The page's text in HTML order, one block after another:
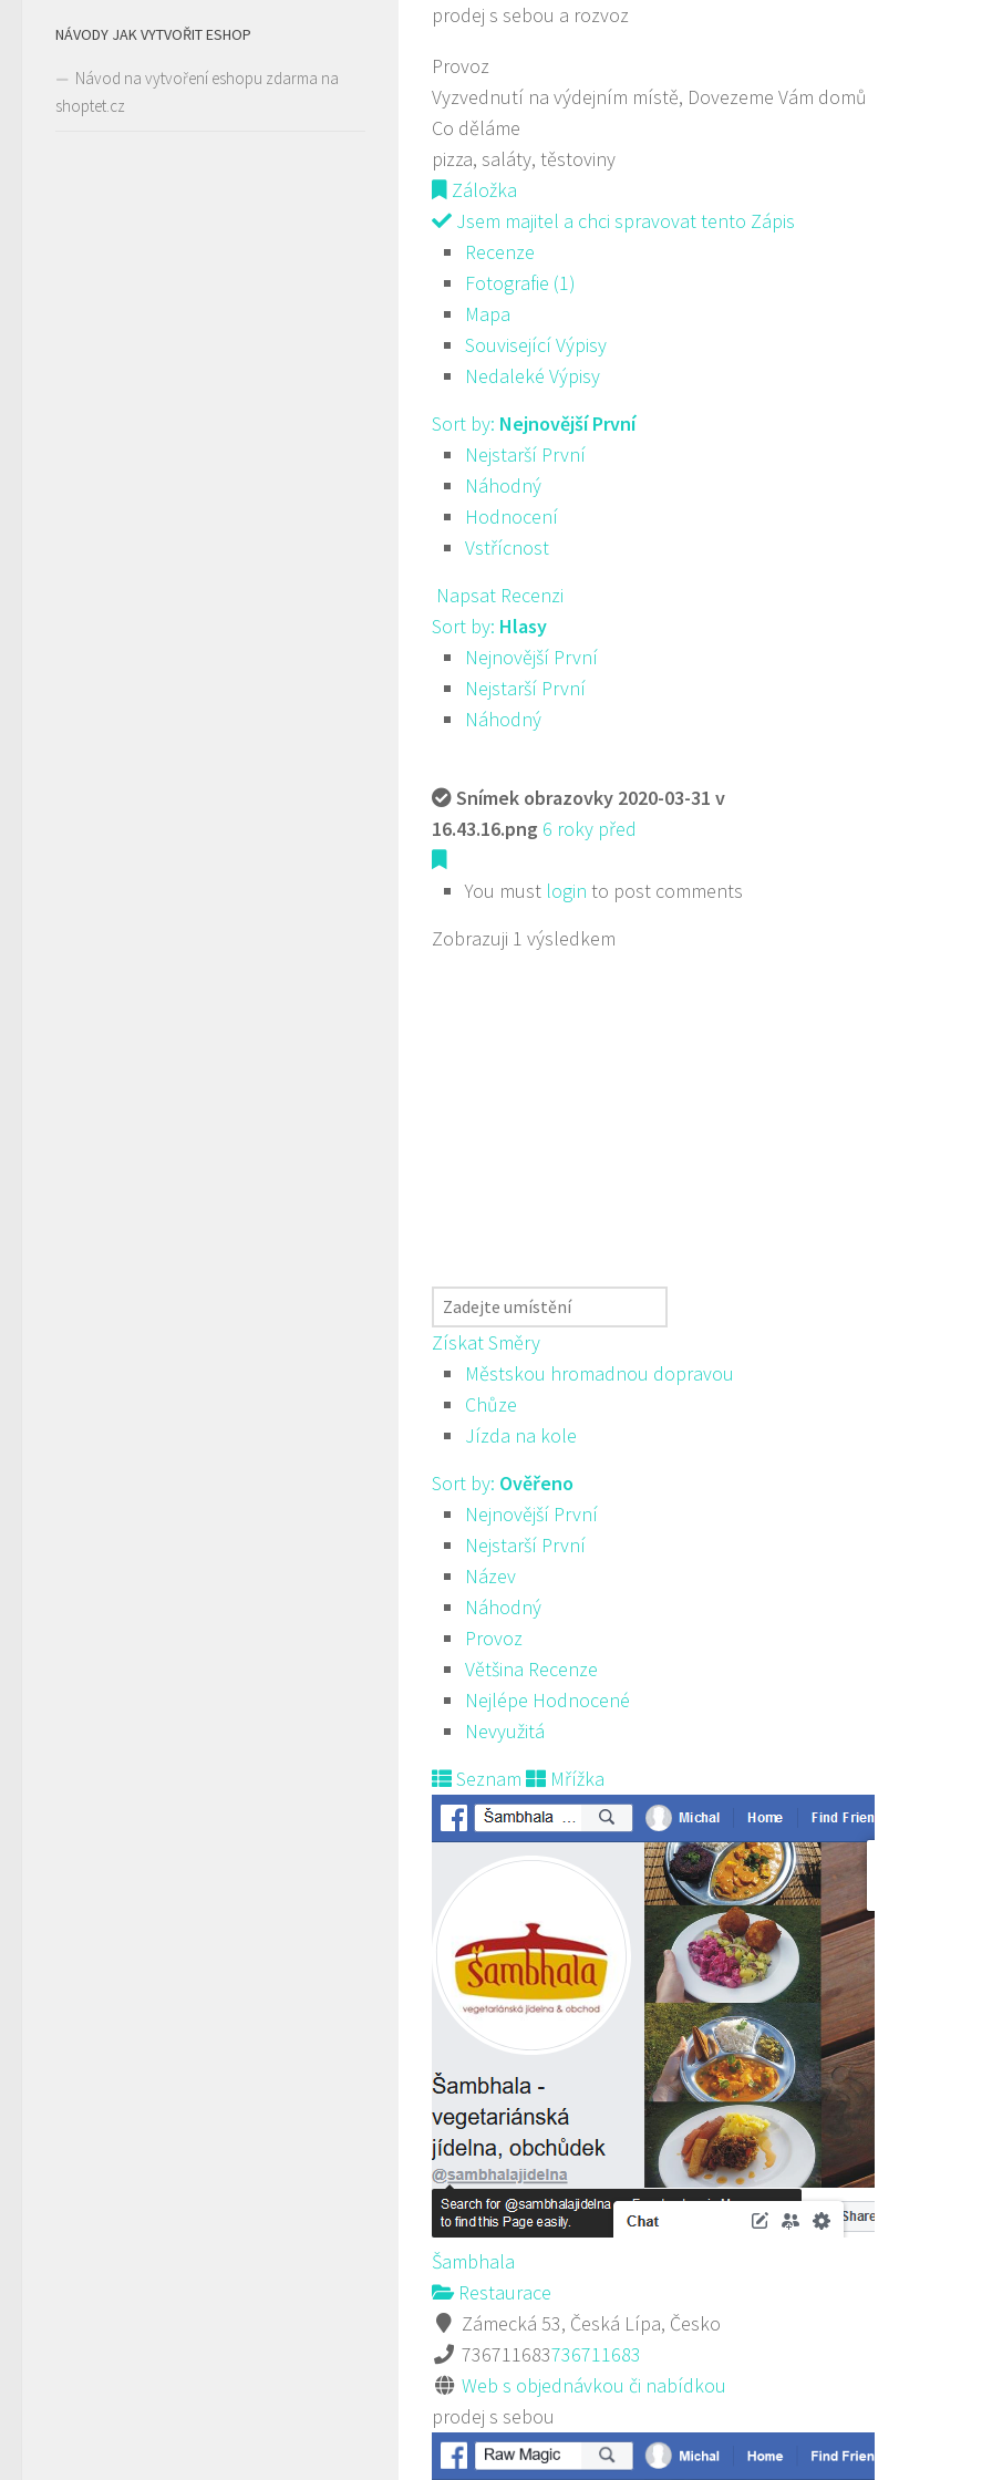
prodej s sebou a rozvoz
Provoz
Vyzvednutí na výdejním místě, Dovezeme Vám domů
Co děláme
pizza, saláty, těstoviny
Záložka
Jsem majitel a chci spravovat tento Zápis
Recenze
Fotografie (1)
Mapa
Související Výpisy
Nedaleké Výpisy
Sort by: Nejnovější První
Nejstarší První
Náhodný
Hodnocení
Vstřícnost
Napsat Recenzi
Sort by: Hlasy
Nejnovější První
Nejstarší První
Náhodný
Snímek obrazovky 2020-03-31 v
16.43.16.png 6 roky před
You must login to post comments
Zobrazuji 1 výsledkem
Získat Směry
Městskou hromadnou dopravou
Chůze
Jízda na kole
Sort by: Ověřeno
Nejnovější První
Nejstarší První
Název
Náhodný
Provoz
Většina Recenze
Nejlépe Hodnocené
Nevyužitá
Seznam
Mřížka
Šambhala
Restaurace
Zámecká 53, Česká Lípa, Česko
736711683736711683
Web s objednávkou či nabídkou
prodej s sebou
NÁVODY JAK VYTVOŘIT ESHOP
Návod na vytvoření eshopu zdarma na
shoptet.cz